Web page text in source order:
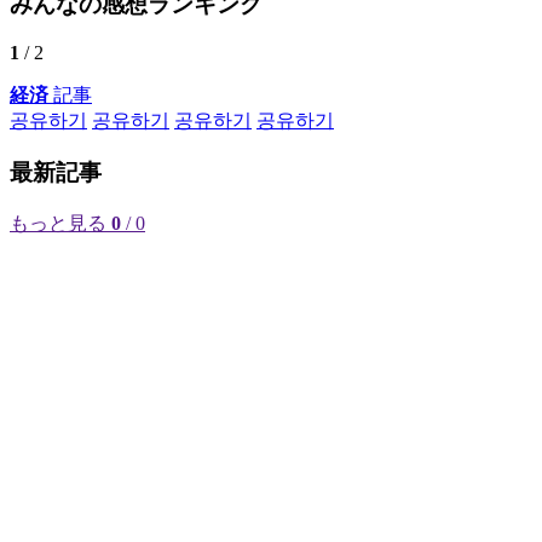
1 / 2
経済記事
공유하기
공유하기 공유하기 공유하기
最新記事
もっと見る 0 / 0